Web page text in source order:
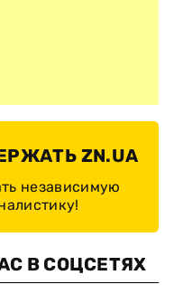
ZN.UA
независимую
В СОЦСЕТЯХ